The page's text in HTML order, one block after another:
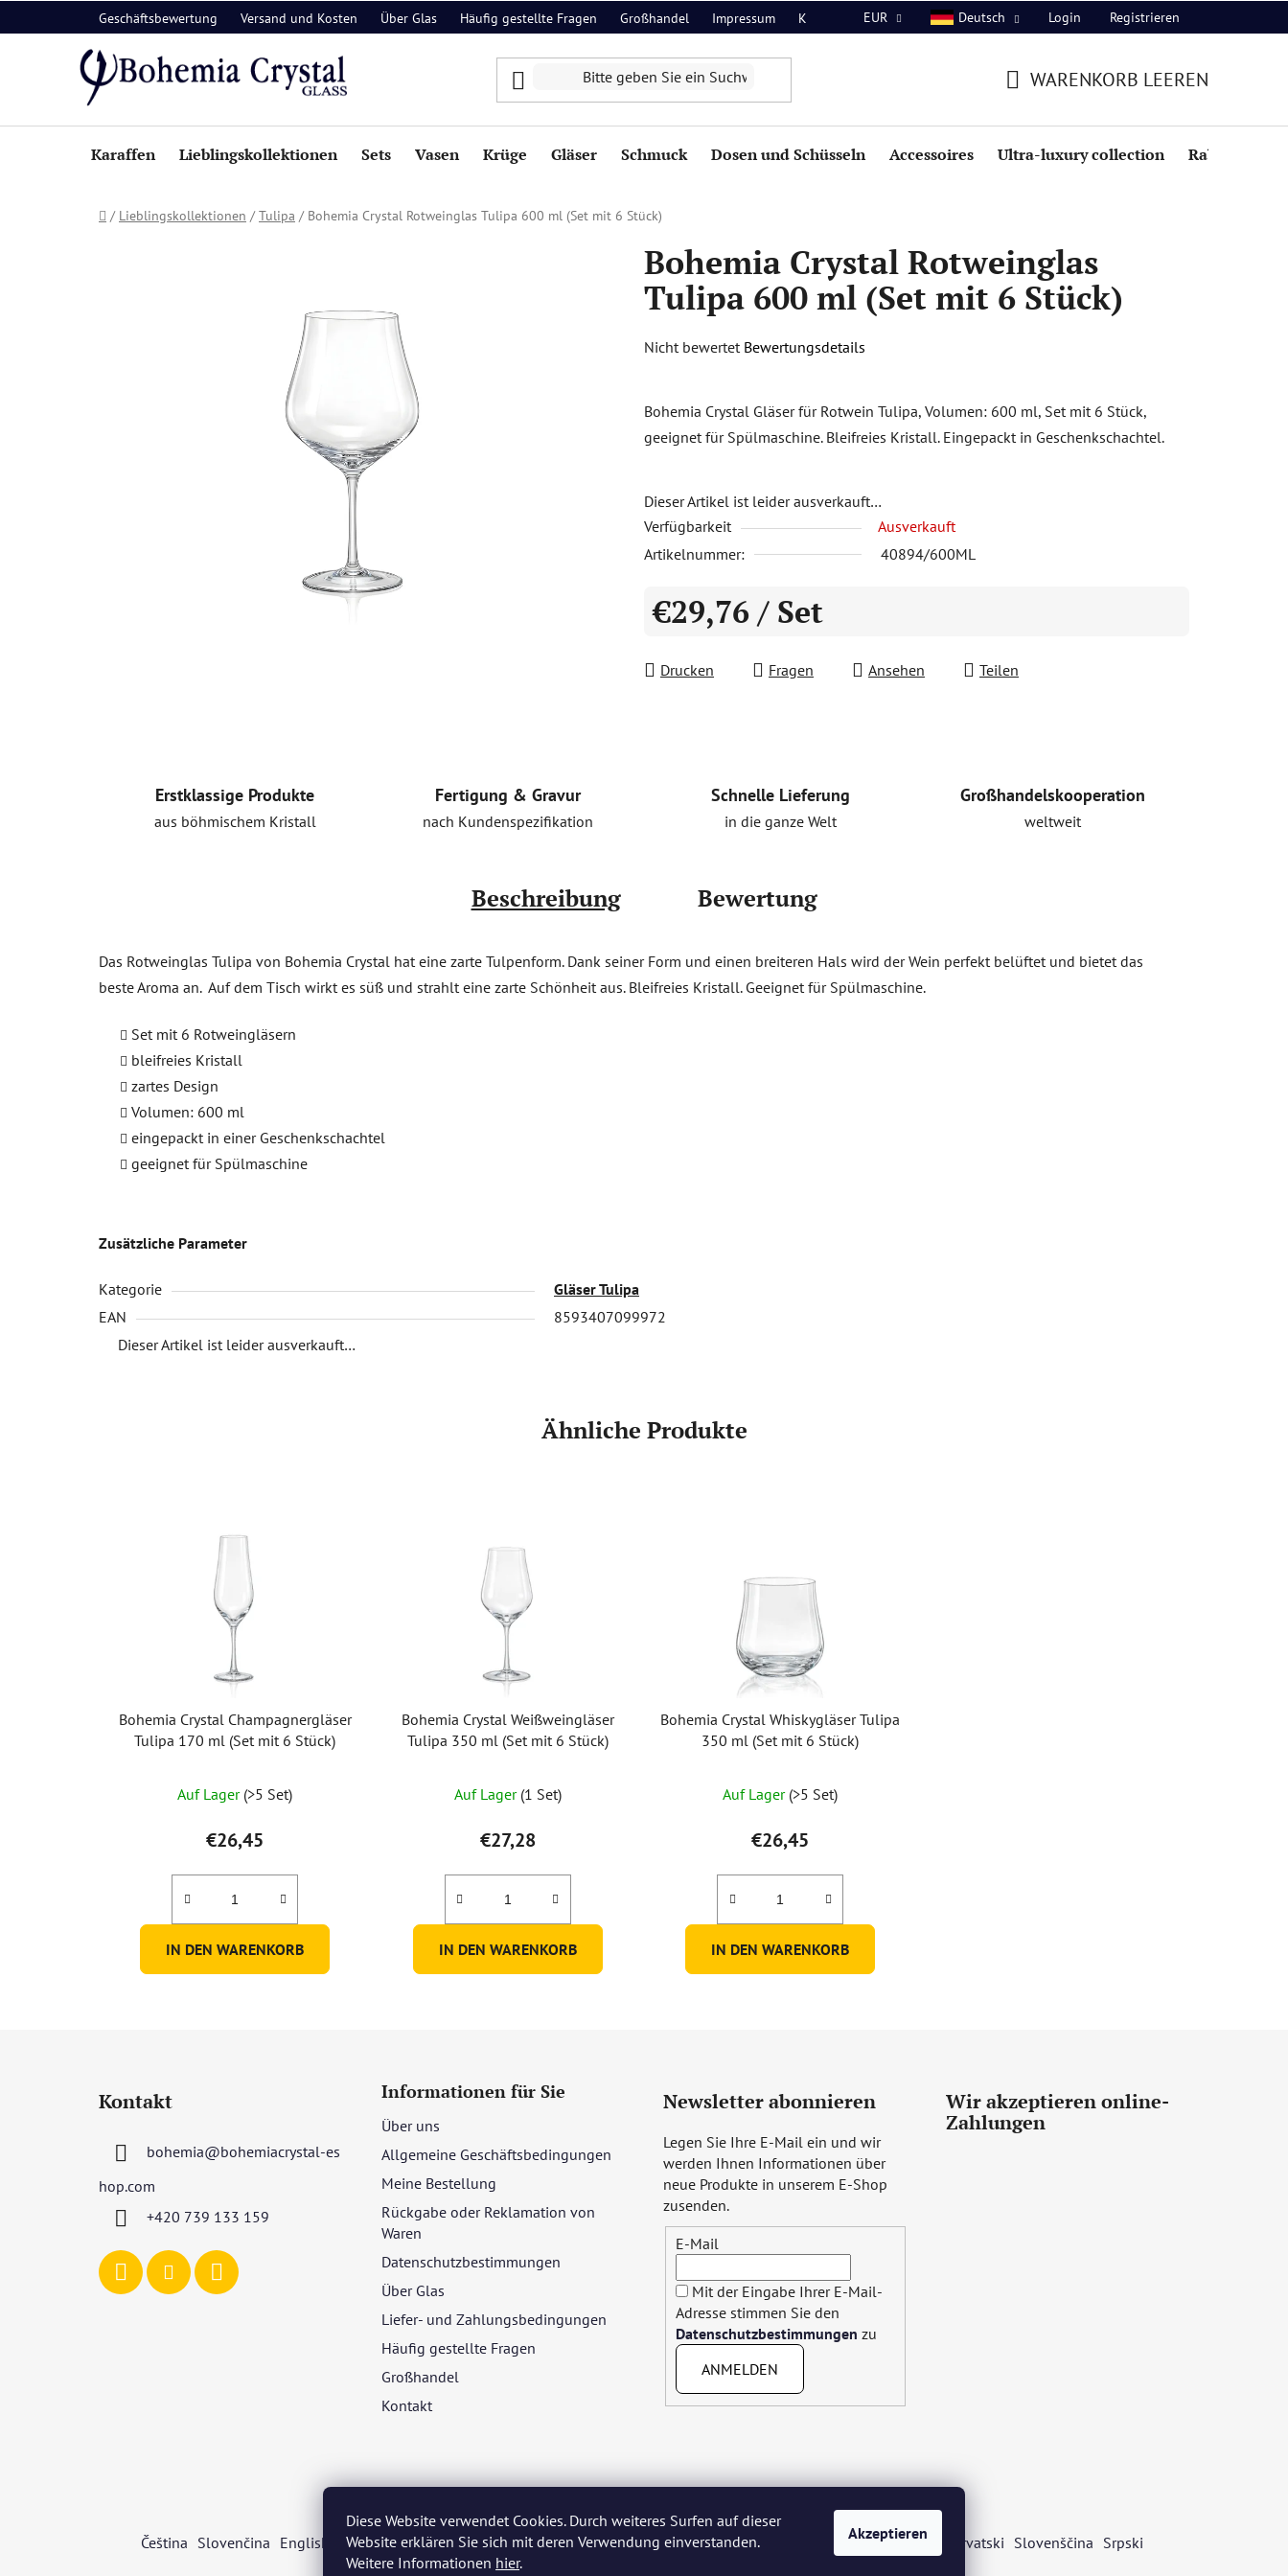
Diese Website verwendet Cookies. Durch weiteres Surfen auf dieser
Website erklären Sie sich mit deren Verwendung einverstanden.
Weitere Informationen hier.
Akzeptieren
Inhalt
Geschäftsbewertung Versand und Kosten Über Glas Häufig gestellte Fragen Großhandel Impressum Kontakt EUR Deutsch Login Registrieren
WARENKORB LEEREN
Karaffen Lieblingskollektionen Sets Vasen Krüge Gläser Schmuck Dosen und Schüsseln Accessoires Ultra-luxury collection Rabatte
Startseite
/ Lieblingskollektionen / Tulipa / Bohemia Crystal Rotweinglas Tulipa 600 ml (Set mit 6 Stück)
Bohemia Crystal Rotweinglas
Tulipa 600 ml (Set mit 6 Stück)
Die
ist
0,0
5
Sternen.
Nicht bewertet Bewertungsdetails
Bohemia Crystal Gläser für Rotwein Tulipa, Volumen: 600 ml, Set mit 6 Stück,
geeignet für Spülmaschine. Bleifreies Kristall. Eingepackt in Geschenkschachtel.
Dieser Artikel ist leider ausverkauft…
Verfügbarkeit
Ausverkauft
Artikelnummer:
40894/600ML
€29,76 / Set
Drucken
Fragen Ansehen Teilen
Erstklassige Produkte
aus böhmischem Kristall
Fertigung & Gravur
nach Kundenspezifikation
Schnelle Lieferung
in die ganze Welt
Großhandelskooperation
weltweit
Beschreibung Bewertung
Das Rotweinglas Tulipa von Bohemia Crystal hat eine zarte Tulpenform. Dank seiner Form und einen breiteren Hals wird der Wein perfekt belüftet und bietet das
beste Aroma an. Auf dem Tisch wirkt es süß und strahlt eine zarte Schönheit aus. Bleifreies Kristall. Geeignet für Spülmaschine.
Set mit 6 Rotweingläsern
bleifreies Kristall
zartes Design
Volumen: 600 ml
eingepackt in einer Geschenkschachtel
geeignet für Spülmaschine
Zusätzliche Parameter
Kategorie
Gläser Tulipa
EAN
8593407099972
Dieser Artikel ist leider ausverkauft…
Ähnliche Produkte
Bohemia Crystal Champagnergläser
Tulipa 170 ml (Set mit 6 Stück)
Auf Lager (>5 Set)
€26,45
IN DEN WARENKORB
Bohemia Crystal Weißweingläser
Tulipa 350 ml (Set mit 6 Stück)
Auf Lager (1 Set)
€27,28
IN DEN WARENKORB
Bohemia Crystal Whiskygläser Tulipa
350 ml (Set mit 6 Stück)
Auf Lager (>5 Set)
€26,45
IN DEN WARENKORB
Kontakt
bohemia@bohemiacrystal-es
hop.com
+420 739 133 159
Informationen für Sie
Über uns
Allgemeine Geschäftsbedingungen
Meine Bestellung
Rückgabe oder Reklamation von
Waren
Datenschutzbestimmungen
Über Glas
Liefer- und Zahlungsbedingungen
Häufig gestellte Fragen
Großhandel
Kontakt
Newsletter abonnieren
Legen Sie Ihre E-Mail ein und wir
werden Ihnen Informationen über
neue Produkte in unserem E-Shop
zusenden.
E-Mail
Mit der Eingabe Ihrer E-Mail-
Adresse stimmen Sie den
Datenschutzbestimmungen zu
ANMELDEN
Wir akzeptieren online-
Zahlungen
Čeština Slovenčina English Deutsch Magyar Język polski Română Italiano Español Français Português Български Hrvatski Slovenščina Srpski
Nederlands